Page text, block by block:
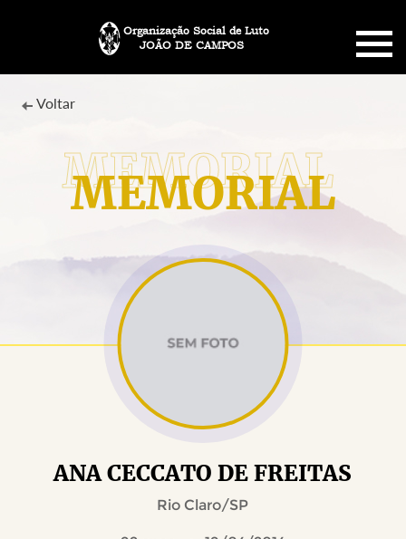
JOÃO DE CAMPOS
Organização Social de Luto
SOBRE NÓS
PLANO FUNERÁRIO
MENSAGENS
MEMORIAL
Voltar
ANA CECCATO DE FREITAS
Rio Claro/SP